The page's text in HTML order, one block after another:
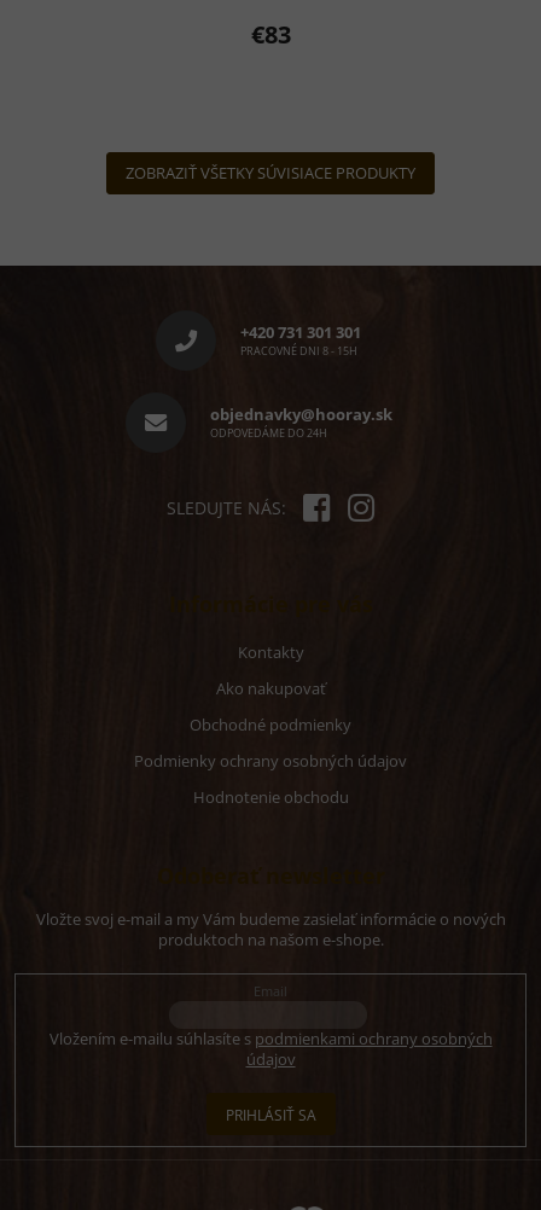
hviezdičiek.
€83
ZOBRAZIŤ VŠETKY SÚVISIACE PRODUKTY
+420 731 301 301
PRACOVNÉ DNI 8 - 15H
objednavky@hooray.sk
ODPOVEDÁME DO 24H
SLEDUJTE NÁS:
Kontakty
Ako nakupovať
Obchodné podmienky
Podmienky ochrany osobných údajov
Hodnotenie obchodu
Vložte svoj e-mail a my Vám budeme zasielať informácie o nových
produktoch na našom e-shope.
Email
Vložením e-mailu súhlasíte s podmienkami ochrany osobných
údajov
PRIHLÁSIŤ SA